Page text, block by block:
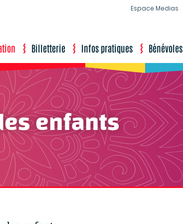
Billetterie Infos pratiques Bénévoles
Espace Medias
enfants